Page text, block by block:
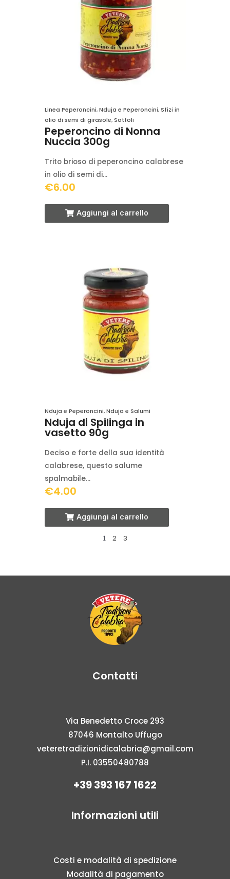
Linea Peperoncini,Nduja e Peperoncini,Sfizi in
olio di semi di girasole,Sottoli
Peperoncino di Nonna
Nuccia 300g
Trito brioso di peperoncino calabrese
in olio di semi di…
€6.00
Aggiungi al carrello
Nduja e Peperoncini,Nduja e Salumi
Nduja di Spilinga in
vasetto 90g
Deciso e forte della sua identità
calabrese, questo salume
spalmabile…
€4.00
Aggiungi al carrello
1 2 3
Contatti
Via Benedetto Croce 293
87046 Montalto Uffugo
veteretradizionidicalabria@gmail.com
P.I. 03550480788
+39 393 167 1622
Informazioni utili
Costi e modalità di spedizione
Modalità di pagamento